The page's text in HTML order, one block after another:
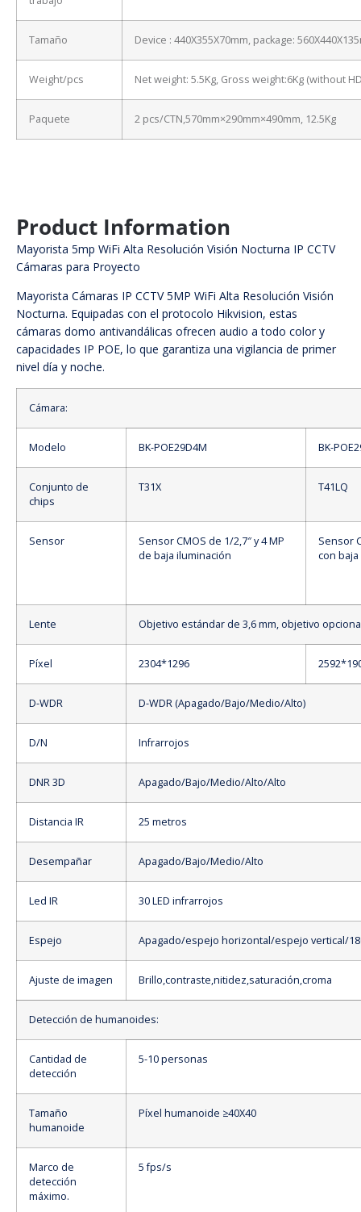
Tamaño Device : 440X355X70mm, package:
Weight/pcs Net weight: 5.5Kg, Gross weight:6Kg (without
Paquete 2 pcs/CTN,570mm×290mm×490mm, 12.5Kg
Product Information
Mayorista 5mp WiFi Alta Resolución Visión Nocturna IP CCTV
Cámaras para Proyecto
Mayorista Cámaras IP CCTV 5MP WiFi Alta Resolución Visión
Nocturna. Equipadas con el protocolo Hikvision, estas
cámaras domo antivandálicas ofrecen audio a todo color y
capacidades IP POE, lo que garantiza una vigilancia de primer
nivel día y noche.
Cámara:
Modelo BK-POE29D4M BK-
Conjunto de
chips
T31X T41LQ
Sensor
Sensor CMOS de 1/2,7″ y 4 MP
de baja iluminación
Sensor
con
Lente Objetivo estándar de 3,6 mm, objetivo
Píxel 2304*1296
D-WDR D-WDR (Apagado/Bajo/Medio/Alto)
D/N Infrarrojos
DNR 3D Apagado/Bajo/Medio/Alto/Alto
Distancia IR 25 metros
Desempañar Apagado/Bajo/Medio/Alto
Led IR 30 LED infrarrojos
Espejo Apagado/espejo horizontal/espejo vertical/
Ajuste de imagen Brillo,contraste,nitidez,saturación,croma
Detección de humanoides:
Cantidad de
detección
5-10 personas
Tamaño
humanoide
Píxel humanoide ≥40X40
Marco de
detección
máximo.
5 fps/s